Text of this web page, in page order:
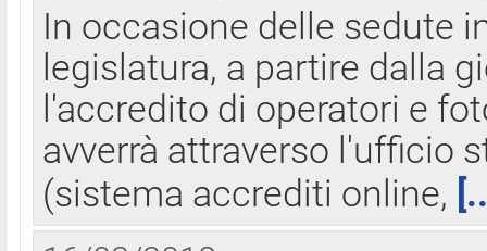
In occasione delle sedute
legislatura, a partire dalla
l'accredito di operatori e
avverrà attraverso l'ufficio
(sistema accrediti online,